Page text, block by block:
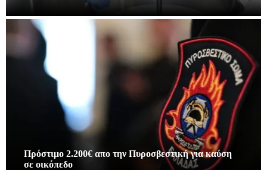
Πρόστιμο 2.200€ απο την Πυροσβεστική για καύση
σε οικόπεδο